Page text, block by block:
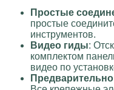
Простые
простые
инструментов.
Видео гиды:
комплектом
видео по